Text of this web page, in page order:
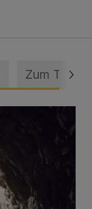
Zum Thema